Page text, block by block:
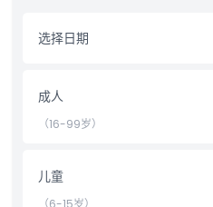
乘客。KLIA Ekspres 拥有频繁发车
服务（视供应情况而定）。虽然目
的首选。
包含项
选择日期
成人
（16-99岁）
儿童
（6-15岁）